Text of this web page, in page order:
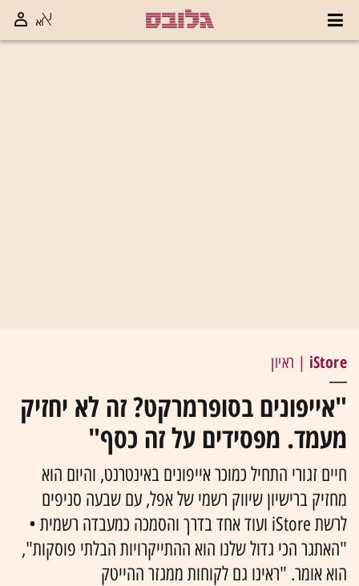
iStore | ראיון
"אייפונים בסופרמרקט? זה לא יחזיק
מעמד. מפסידים על זה כסף"
חיים זגורי התחיל כמוכר אייפונים באינטרנט, והיום הוא
מחזיק ברישיון שיווק רשמי של אפל, עם שבעה סניפים
לרשת iStore ועוד אחד בדרך והסמכה כמעבדה רשמית •
"האתגר הכי גדול שלנו הוא ההתייקרויות הבלתי פוסקות",
הוא אומר. "ראינו גם לקוחות ממגזר ההייטק